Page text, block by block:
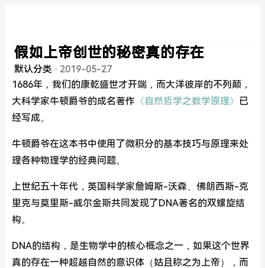
假如上帝创世的秘密真的存在
默认分类 · 2019-05-27
1686年，我们的康乾盛世才开端，而大洋彼岸的不列颠，
大科学家牛顿爵爷的成名著作 《自然哲学之数学原理》 已
经写成。
牛顿爵爷在这本书中使用了微积分的基本技巧与原理来处
理各种物理学的经典问题。
上世纪五十年代，英国科学家詹姆斯-沃森、佛朗西斯-克
里克与莫里斯-威尔金斯共同发现了DNA著名的双螺旋结
构。
DNA的结构，是生物学中的核心概念之一，如果这个世界
真的存在一种超越自然的意识体（姑且称之为上帝），而